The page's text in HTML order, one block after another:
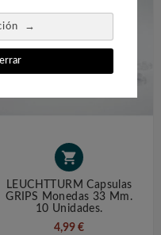
→

LEUCHTTURM Capsulas
GRIPS Monedas 33 Mm.
10 Unidades.
4,99 €